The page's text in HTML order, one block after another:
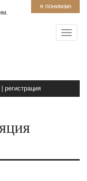
я понимаю
регистрация